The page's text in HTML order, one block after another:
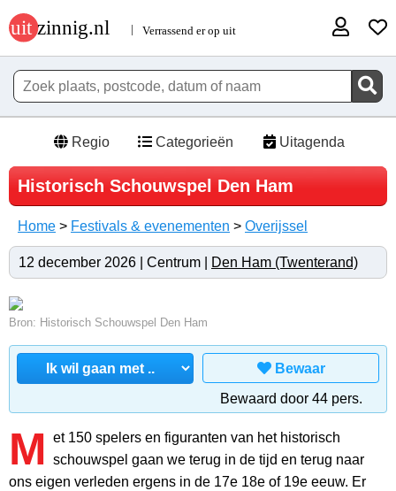
Regio Categorieën Uitagenda
Historisch Schouwspel Den Ham
Home > Festivals & evenementen > Overijssel
12 december 2026 | Centrum | Den Ham (Twenterand)
Bron: Historisch Schouwspel Den Ham
Bewaar
Bewaard door 44 pers.
M
et 150 spelers en figuranten van het historisch
schouwspel gaan we terug in de tijd en terug naar
ons eigen verleden ergens in de 17e 18e of 19e eeuw. Er